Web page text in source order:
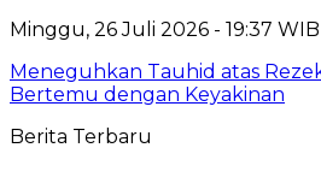
Minggu, 26 Juli 2026 - 19:37 WIB
Meneguhkan Tauhid atas
Bertemu dengan Keyakinan
Berita Terbaru